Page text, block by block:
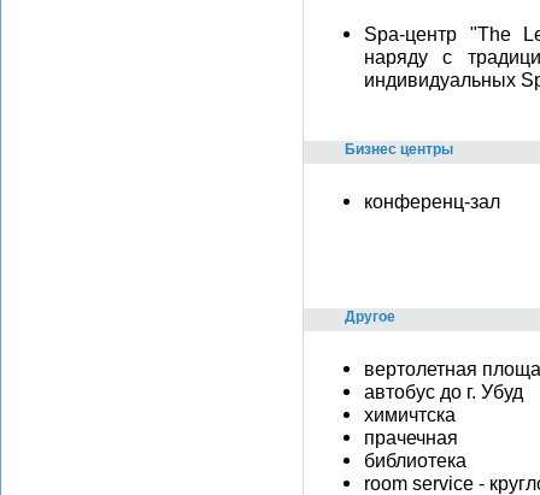
Spa-центр "The
наряду с
индивидуальных
Бизнес центры
конференц-зал
Другое
вертолетная
автобус до г. Убуд
химичтска
прачечная
библиотека
room service -